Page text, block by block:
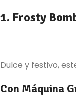
1. Frosty
Dulce y festivo,
Con Máquina